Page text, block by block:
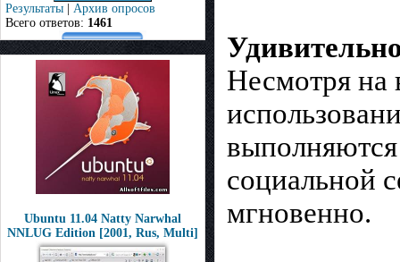
Результаты | Архив опросов
Всего ответов: 1461
Ubuntu 11.04 Natty Narwhal
NNLUG Edition [2001, Rus, Multi]
Несмотря на
социальной
мгновенно.